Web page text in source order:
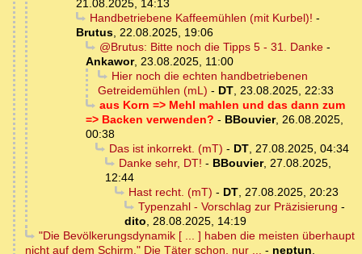
21.08.2025, 14:13
Handbetriebene Kaffeemühlen (mit Kurbel)! -
Brutus, 22.08.2025, 19:06
@Brutus: Bitte noch die Tipps 5 - 31. Danke-
Ankawor, 23.08.2025, 11:00
Hier noch die echten handbetriebenen
Getreidemühlen (mL) - DT, 23.08.2025, 22:33
aus Korn => Mehl mahlen und das dann zum
=> Backen verwenden? - BBouvier, 26.08.2025,
00:38
Das ist inkorrekt. (mT) - DT, 27.08.2025, 04:34
Danke sehr, DT! - BBouvier, 27.08.2025,
12:44
Hast recht. (mT) - DT, 27.08.2025, 20:23
Typenzahl - Vorschlag zur Präzisierung -
dito, 28.08.2025, 14:19
"Die Bevölkerungsdynamik [ ... ] haben die meisten überhaupt
nicht auf dem Schirm." Die Täter schon, nur ... - neptun,